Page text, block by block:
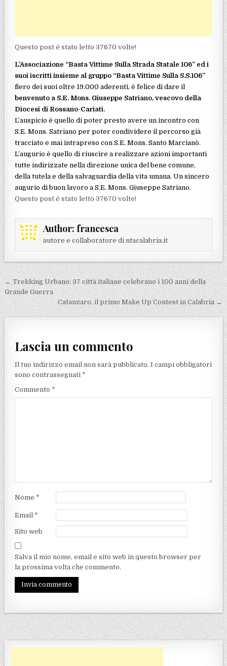
Questo post é stato letto 37670 volte!
L’Associazione “Basta Vittime Sulla Strada Statale 106” ed i
suoi iscritti insieme al gruppo “Basta Vittime Sulla S.S.106”
fiero dei suoi oltre 19.000 aderenti, è felice di dare il
benvenuto a S.E. Mons. Giuseppe Satriano, vescovo della
Diocesi di Rossano-Cariati.
L’auspicio è quello di poter presto avere un incontro con
S.E. Mons. Satriano per poter condividere il percorso già
tracciato e mai intrapreso con S.E. Mons. Santo Marcianò.
L’augurio è quello di riuscire a realizzare azioni importanti
tutte indirizzate nella direzione unica del bene comune,
della tutela e della salvaguardia della vita umana. Un sincero
augurio di buon lavoro a S.E. Mons. Giuseppe Satriano.
Questo post é stato letto 37670 volte!
Author: francesca
autore e collaboratore di ntacalabria.it
Navigazione articoli
← Trekking Urbano: 37 città italiane celebrano i 100 anni della
Grande Guerra
Catanzaro, il primo Make Up Contest in Calabria →
Lascia un commento
Il tuo indirizzo email non sarà pubblicato. I campi obbligatori
sono contrassegnati *
Commento *
Nome *
Email *
Sito web
Salva il mio nome, email e sito web in questo browser per
la prossima volta che commento.